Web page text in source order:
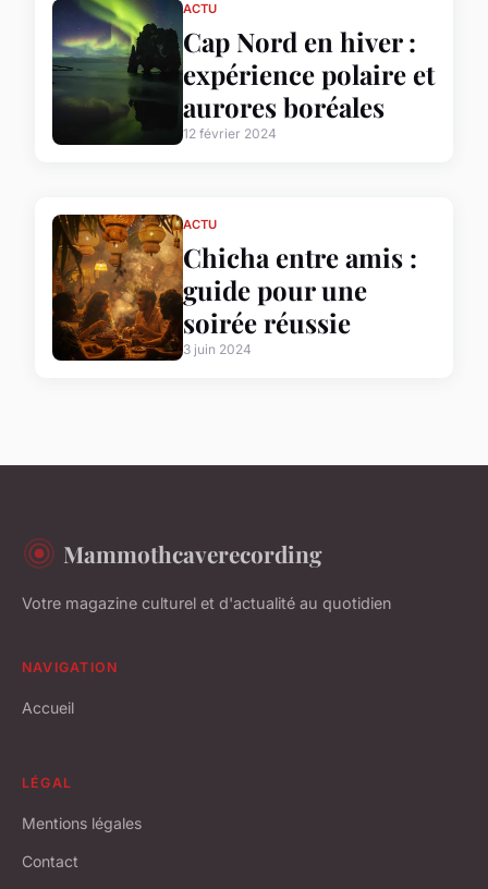
ACTU
Cap Nord en hiver :
expérience polaire et
aurores boréales
12 février 2024
ACTU
Chicha entre amis :
guide pour une
soirée réussie
3 juin 2024
Mammothcaverecording
Votre magazine culturel et d'actualité au quotidien
NAVIGATION
Accueil
LÉGAL
Mentions légales
Contact